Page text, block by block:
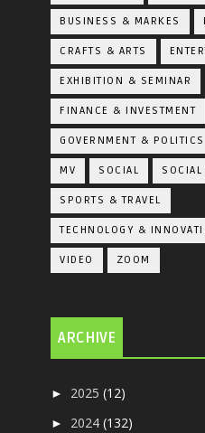
BUSINESS & MARKES
CRAFTS & ARTS
EXHIBITION & SEMINAR
FINANCE & INVESTMENT
GOVERNMENT & POLITICS
MV SOCIAL
SPORTS & TRAVEL
TECHNOLOGY &
VIDEO ZOOM
ARCHIVE
► 2025(12)
► 2024(132)